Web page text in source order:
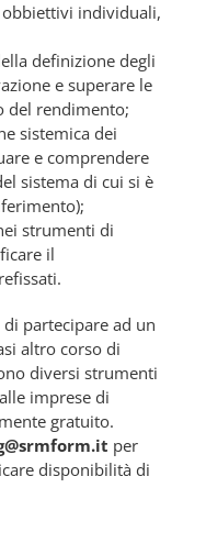
individuali,
definizione degli
e superare le
del rendimento;
sistemica dei
e comprendere
sistema di cui si è
strumenti di
il
di partecipare ad un
altro corso di
diversi strumenti
imprese di
gratuito.
per
disponibilità di